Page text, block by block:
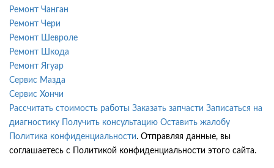
Ремонт Чанган
Ремонт Чери
Ремонт Шевроле
Ремонт Шкода
Ремонт Ягуар
Сервис Мазда
Сервис Хончи
Рассчитать стоимость работы Заказать запчасти Записаться на
диагностику
Получить консультацию Оставить жалобу
Политика конфиденциальности. Отправляя данные, вы
соглашаетесь с Политикой конфиденциальности этого сайта.